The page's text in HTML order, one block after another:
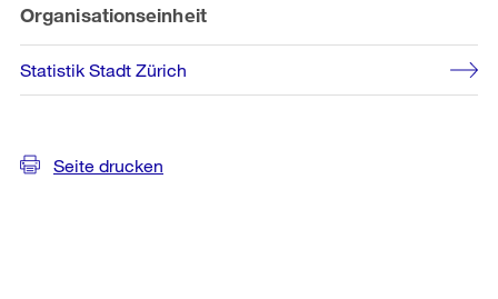
Organisationseinheit
Statistik Stadt Zürich
Seite drucken